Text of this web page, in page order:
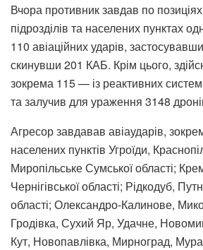
Вчора противник завдав по позиціях
підрозділів та населених пунктах
110 авіаційних ударів,
скинувши 201 КАБ. Крім цього,
зокрема 115 — із реактивних
та залучив для ураження 3148
Агресор завдавав авіаударів,
населених пунктів Угроїди,
Миропільське Сумської області;
Чернігівської області; Рідкодуб,
області; Олександро-Калинове,
Гродівка, Сухий Яр, Удачне,
Кут, Новопавлівка, Мирноград,